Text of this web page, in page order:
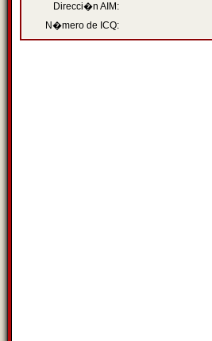
Direcci�n AIM:
N�mero de ICQ: